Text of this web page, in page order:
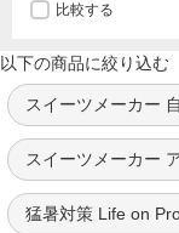
比較する
以下の商品に絞り込む
スイーツメーカー
スイーツメーカー
猛暑対策 Life on